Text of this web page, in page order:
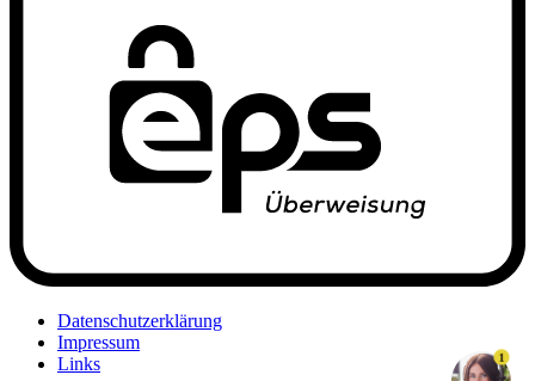
Datenschutzerklärung
Impressum
Links
1